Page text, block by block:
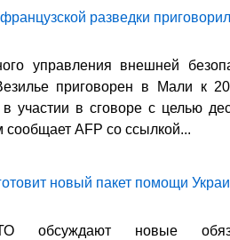
разведки
управления внешней
приговорен в Мали к
участии в сговоре с целью
сообщает AFP со ссылкой...
новый пакет помощи
обсуждают новые